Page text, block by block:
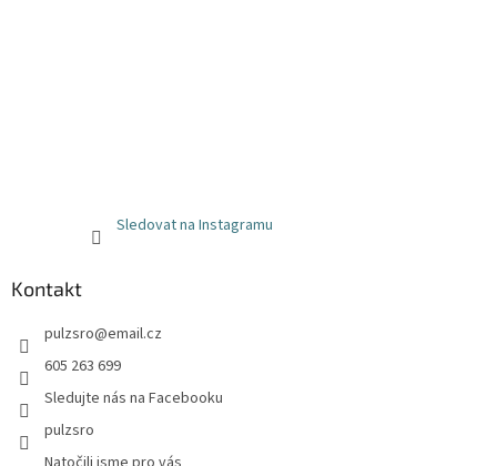
Sledovat na Instagramu
Kontakt
pulzsro@email.cz
605 263 699
Sledujte nás na Facebooku
pulzsro